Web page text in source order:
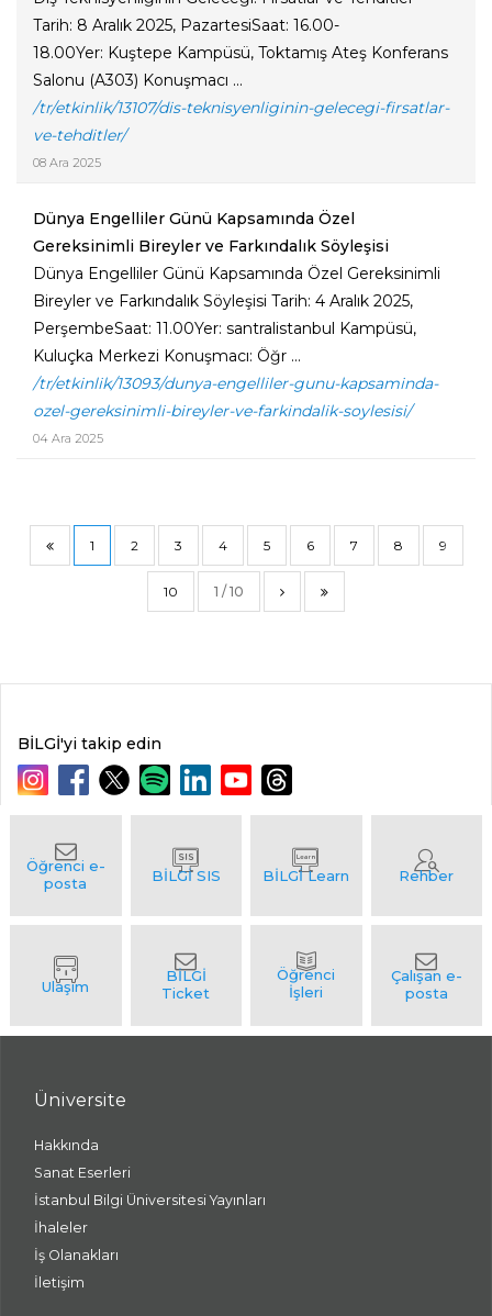
Tarih: 8 Aralık 2025, PazartesiSaat: 16.00-
18.00Yer: Kuştepe Kampüsü, Toktamış Ateş Konferans
Salonu (A303) Konuşmacı ...
/tr/etkinlik/13107/dis-teknisyenliginin-gelecegi-firsatlar-
ve-tehditler/
08 Ara 2025
Dünya Engelliler Günü Kapsamında Özel
Gereksinimli Bireyler ve Farkındalık Söyleşisi
Dünya Engelliler Günü Kapsamında Özel Gereksinimli
Bireyler ve Farkındalık Söyleşisi Tarih: 4 Aralık 2025,
PerşembeSaat: 11.00Yer: santralistanbul Kampüsü,
Kuluçka Merkezi Konuşmacı: Öğr ...
/tr/etkinlik/13093/dunya-engelliler-gunu-kapsaminda-
ozel-gereksinimli-bireyler-ve-farkindalik-soylesisi/
04 Ara 2025
1 2 3 4 5 6 7 8 9
10 1 / 10
BİLGİ'yi takip edin
Üniversite
Hakkında
Sanat Eserleri
İstanbul Bilgi Üniversitesi Yayınları
İhaleler
İş Olanakları
İletişim